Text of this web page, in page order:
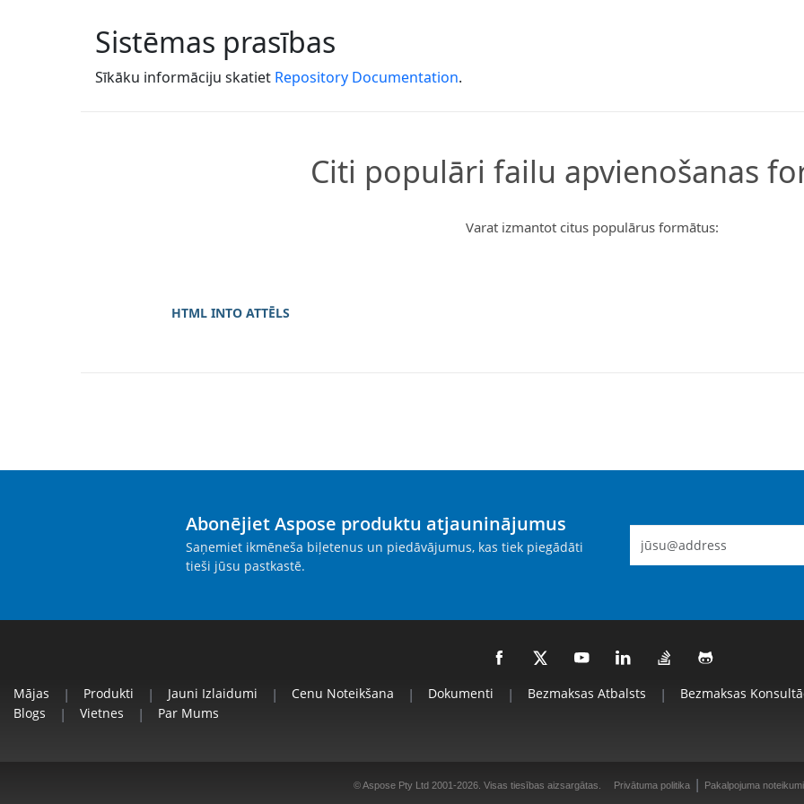
Sistēmas prasības
Sīkāku informāciju skatiet Repository Documentation.
Citi populāri failu apvienošanas
Varat izmantot citus populārus formātus:
HTML INTO ATTĒLS
Abonējiet Aspose produktu atjauninājumus
Saņemiet ikmēneša biļetenus un piedāvājumus, kas tiek piegādāti
tieši jūsu pastkastē.
Mājas | Produkti | Jauni Izlaidumi | Cenu Noteikšana | Dokumenti | Bezmaksas Atbalsts | Bezmaksas
Blogs | Vietnes | Par Mums
© Aspose Pty Ltd 2001-2026. Visas tiesības aizsargātas. Privātuma politika | Pakalpojuma noteikumi